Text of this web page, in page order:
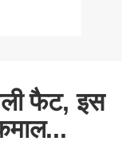
फैट, इस